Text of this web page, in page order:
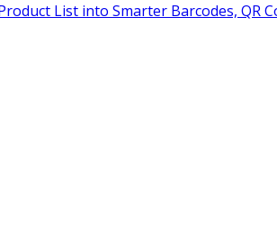
List into Smarter Barcodes, QR